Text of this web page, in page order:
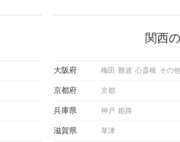
も混じえながら解説するので、ぜひ
関西
大阪府 梅田 難波 心斎橋 その
京都府 京都
兵庫県 神戸 姫路
滋賀県 草津